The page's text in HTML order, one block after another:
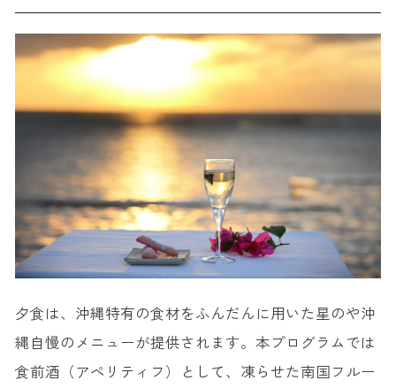
夕食は、沖縄特有の食材をふんだんに用いた星のや沖
縄自慢のメニューが提供されます。本プログラムでは
食前酒（アペリティフ）として、凍らせた南国フルー